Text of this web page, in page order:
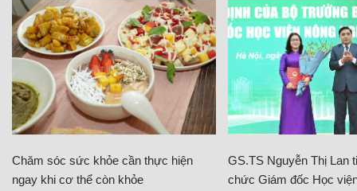
Chăm sóc sức khỏe cần thực hiện
ngay khi cơ thể còn khỏe
GS.TS Nguyễn Thị Lan
chức Giám đốc Học